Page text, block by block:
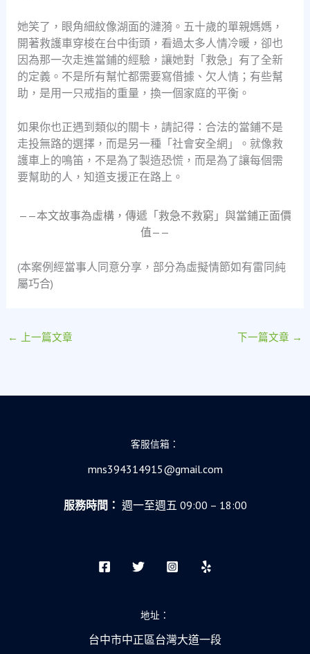
她笑了，眼角細紋像湖面的漣漪。五十歲的單親媽媽，
開著救護車穿梭在台中街頭，看過太多人情冷暖，卻也
因為那一次走進當鋪的經驗，讓她對「救急」有了全新
的定義。不是所有幫忙都需要寫借據、欠人情；有些幫
助，是用一只戒指的重量，換一個家庭的平衡。
如果你也正遇到類似的關卡，請記得：合法的當鋪不是
走投無路的選擇，而是另一種「社會安全網」。就像救
護車上的鳴笛，不是為了製造恐慌，而是為了讓每個需
要幫助的人，知道支援正在路上。
——本文故事為虛構，傳遞「救急不救窮」與當鋪正面價
值——
(本案例經當事人同意分享，部分為虛擬情節如有雷同純
屬巧合)
← 上一篇文章 下一篇文章 →
客服信箱：
mns394314915@gmail.com
服務時間： 週一至週五 09:00 – 18:00
地址：
台中市中正區台灣大道一段